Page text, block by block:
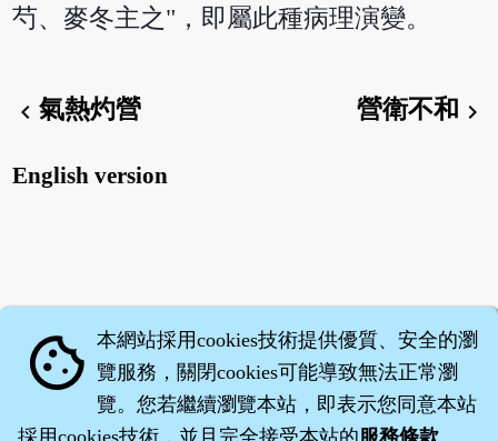
芍、麥冬主之"，即屬此種病理演變。
chevron_left氣熱灼營 營衛不和 chevron_right
English version
cookie 本網站採用cookies技術提供優質、安全的瀏
覽服務，關閉cookies可能導致無法正常瀏
覽。您若繼續瀏覽本站，即表示您同意本站
採用cookies技術，並且完全接受本站的服務條款